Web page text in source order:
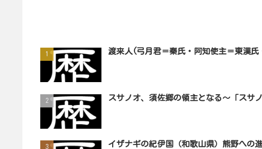
渡来人(弓月君＝秦氏・阿知使主＝東漢氏
スサノオ、須佐郷の領主となる～「スサ
イザナギの紀伊国（和歌山県）熊野への